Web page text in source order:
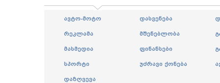
ავტო-მოტო დასვენება
რეკლამა მშენებლობა
მასმედია ფინანსები
სპორტი უძრავი ქონება
დაზღვევა